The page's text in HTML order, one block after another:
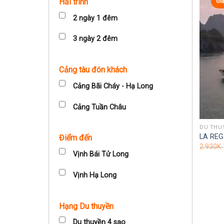
2 ngày 1 đêm
3 ngày 2 đêm
Cảng tàu đón khách
Cảng Bãi Cháy - Hạ Long
Cảng Tuần Châu
Điểm đến
Vịnh Bái Tử Long
Vịnh Hạ Long
Hạng Du thuyền
DU
LA
2.930K